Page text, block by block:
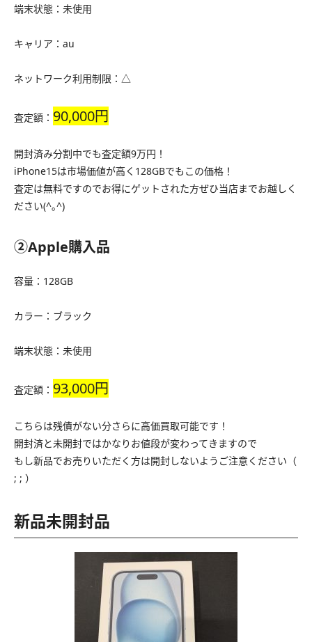
端末状態：未使用
キャリア：au
ネットワーク利用制限：△
査定額： 90,000円
開封済み分割中でも査定額9万円！
iPhone15は市場価値が高く128GBでもこの価格！
査定は無料ですのでお得にゲットされた方ぜひ当店までお越しく
ださい(^｡^)
②Apple購入品
容量：128GB
カラー：ブラック
端末状態：未使用
査定額： 93,000円
こちらは残債がない分さらに高価買取可能です！
開封済と未開封ではかなりお値段が変わってきますので
もし新品でお売りいただく方は開封しないようご注意ください（
; ; ）
新品未開封品